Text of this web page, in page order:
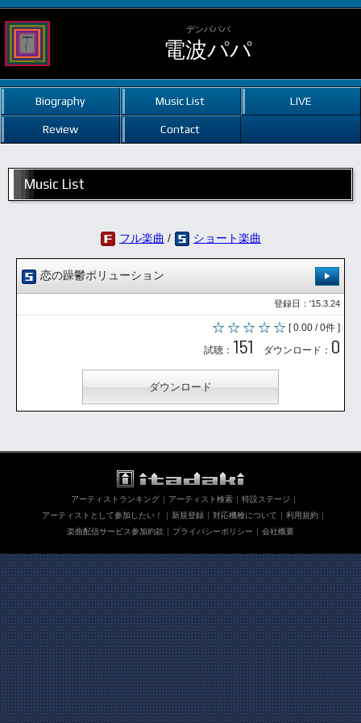
デンパパパ
電波パパ
Biography Music List LIVE
Review Contact
Music List
フル楽曲 / ショート楽曲
恋の躁鬱ポリューション
登録日：'15.3.24
[ 0.00 / 0件 ]
試聴： 151 ダウンロード： 0
ダウンロード
アーティストランキング アーティスト検索
特設ステージ
アーティストとして参加したい！
新規登録 対応機種について
利用規約
楽曲配信サービス参加約款
プライバシーポリシー 会社概要